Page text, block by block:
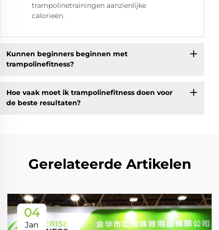
trampolinetrainingen aanzienlijke
calorieën.
Kunnen beginners beginnen met
trampolinefitness?
Hoe vaak moet ik trampolinefitness doen voor
de beste resultaten?
Gerelateerde Artikelen
04
Jan